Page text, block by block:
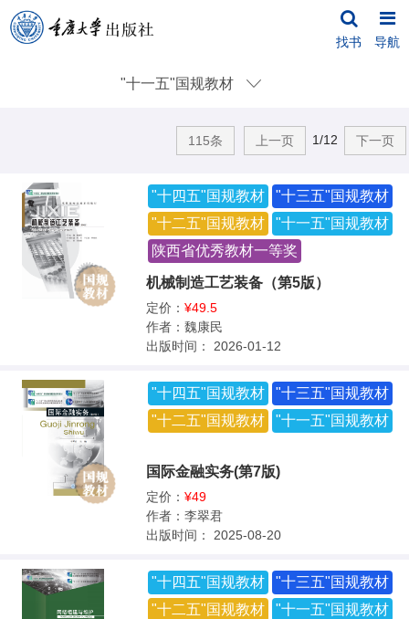
找书 导航
"十一五"国规教材
115条 上一页 1/12 下一页
"十四五"国规教材
"十三五"国规教材
"十二五"国规教材
"十一五"国规教材
陕西省优秀教材一等奖
机械制造工艺装备（第5版）
定价： ¥49.5
作者： 魏康民
出版时间：
2026-01-12
"十四五"国规教材
"十三五"国规教材
"十二五"国规教材
"十一五"国规教材
国际金融实务(第7版)
定价： ¥49
作者： 李翠君
出版时间：
2025-08-20
"十四五"国规教材
"十三五"国规教材
"十二五"国规教材
"十一五"国规教材